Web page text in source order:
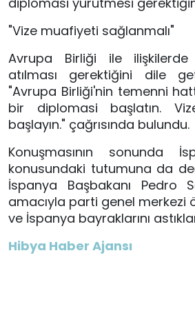
"Vize muafiyeti sağlanmalı"
Avrupa Birliği ile
atılması gerektiğini dile
"Avrupa Birliği'nin temenni
bir diplomasi başlatın.
başlayın." çağrısında bulundu.
Konuşmasının sonunda
konusundaki tutumuna da
İspanya Başbakanı Pedro
amacıyla parti genel merkezi
ve İspanya bayraklarını
Hibya Haber Ajansı